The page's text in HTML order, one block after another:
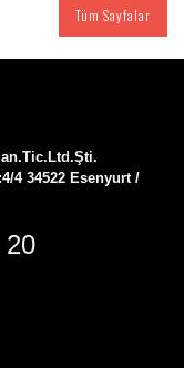
Tüm Sayfalar
4 34522 Esenyurt /
20